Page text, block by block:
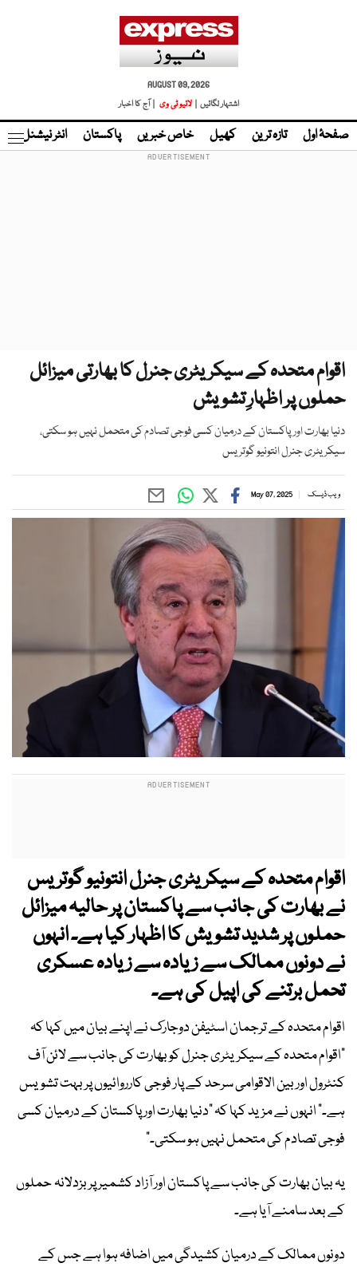
AUGUST 09, 2026
اشتہار لگائیں |
لائیو ٹی وی | آج کا اخبار
صفحۂ اول تازہ ترین کھیل خاص خبریں پاکستان انٹر نیشنل
اقوام متحدہ کے سیکریٹری جنرل کا بھارتی میزائل
حملوں پر اظہارِ تشویش
دنیا بھارت اور پاکستان کے درمیان کسی فوجی تصادم کی متحمل نہیں ہو سکتی،
سیکریٹری جنرل انتونیو گوتریس
ویب ڈیسک May 07, 2025
اقوام متحدہ کے سیکریٹری جنرل انتونیو گوتریس
نے بھارت کی جانب سے پاکستان پر حالیہ میزائل
حملوں پر شدید تشویش کا اظہار کیا ہے۔ انہوں
نے دونوں ممالک سے زیادہ سے زیادہ عسکری
تحمل برتنے کی اپیل کی ہے۔
اقوام متحدہ کے ترجمان اسٹیفن دوجارک نے اپنے بیان میں کہا کہ
"اقوام متحدہ کے سیکریٹری جنرل کو بھارت کی جانب سے لائن آف
کنٹرول اور بین الاقوامی سرحد کے پار فوجی کارروائیوں پر بہت تشویس
ہے۔" انہوں نے مزید کہا کہ "دنیا بھارت اور پاکستان کے درمیان کسی
فوجی تصادم کی متحمل نہیں ہو سکتی۔"
یہ بیان بھارت کی جانب سے پاکستان اور آزاد کشمیر پر بزدلانہ حملوں
کے بعد سامنے آیا ہے۔
دونوں ممالک کے درمیان کشیدگی میں اضافہ ہوا ہے جس کے